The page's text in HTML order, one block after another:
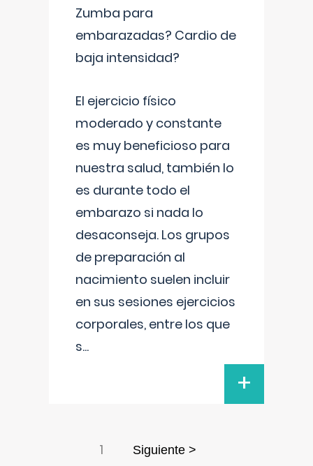
Zumba para
embarazadas? Cardio de
baja intensidad?
El ejercicio físico
moderado y constante
es muy beneficioso para
nuestra salud, también lo
es durante todo el
embarazo si nada lo
desaconseja. Los grupos
de preparación al
nacimiento suelen incluir
en sus sesiones ejercicios
corporales, entre los que
s...
+
1 Siguiente >